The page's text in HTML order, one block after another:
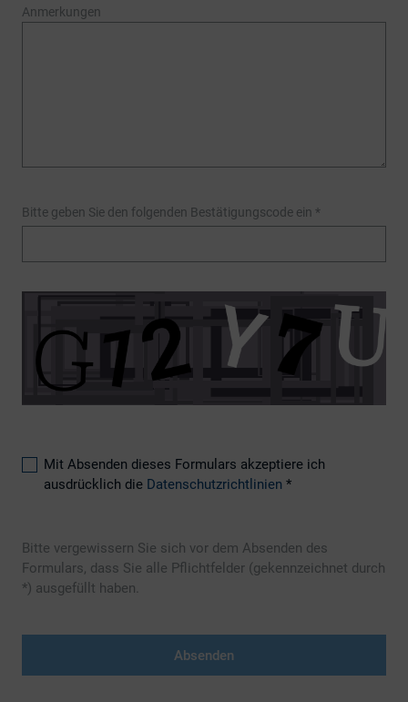
Anmerkungen
Bitte geben Sie den folgenden Bestätigungscode ein *
Mit Absenden dieses Formulars akzeptiere ich
ausdrücklich die Datenschutzrichtlinien *
Bitte vergewissern Sie sich vor dem Absenden des
Formulars, dass Sie alle Pflichtfelder (gekennzeichnet durch
*) ausgefüllt haben.
Absenden